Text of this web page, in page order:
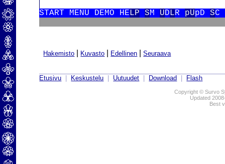
START MENU DEMO HELP SM UDLR pUpD SC
Hakemisto Kuvasto Edellinen |Seuraava
Etusivu Keskustelu Uutuudet Download Flash
Copyright © Survo
Updated
Best